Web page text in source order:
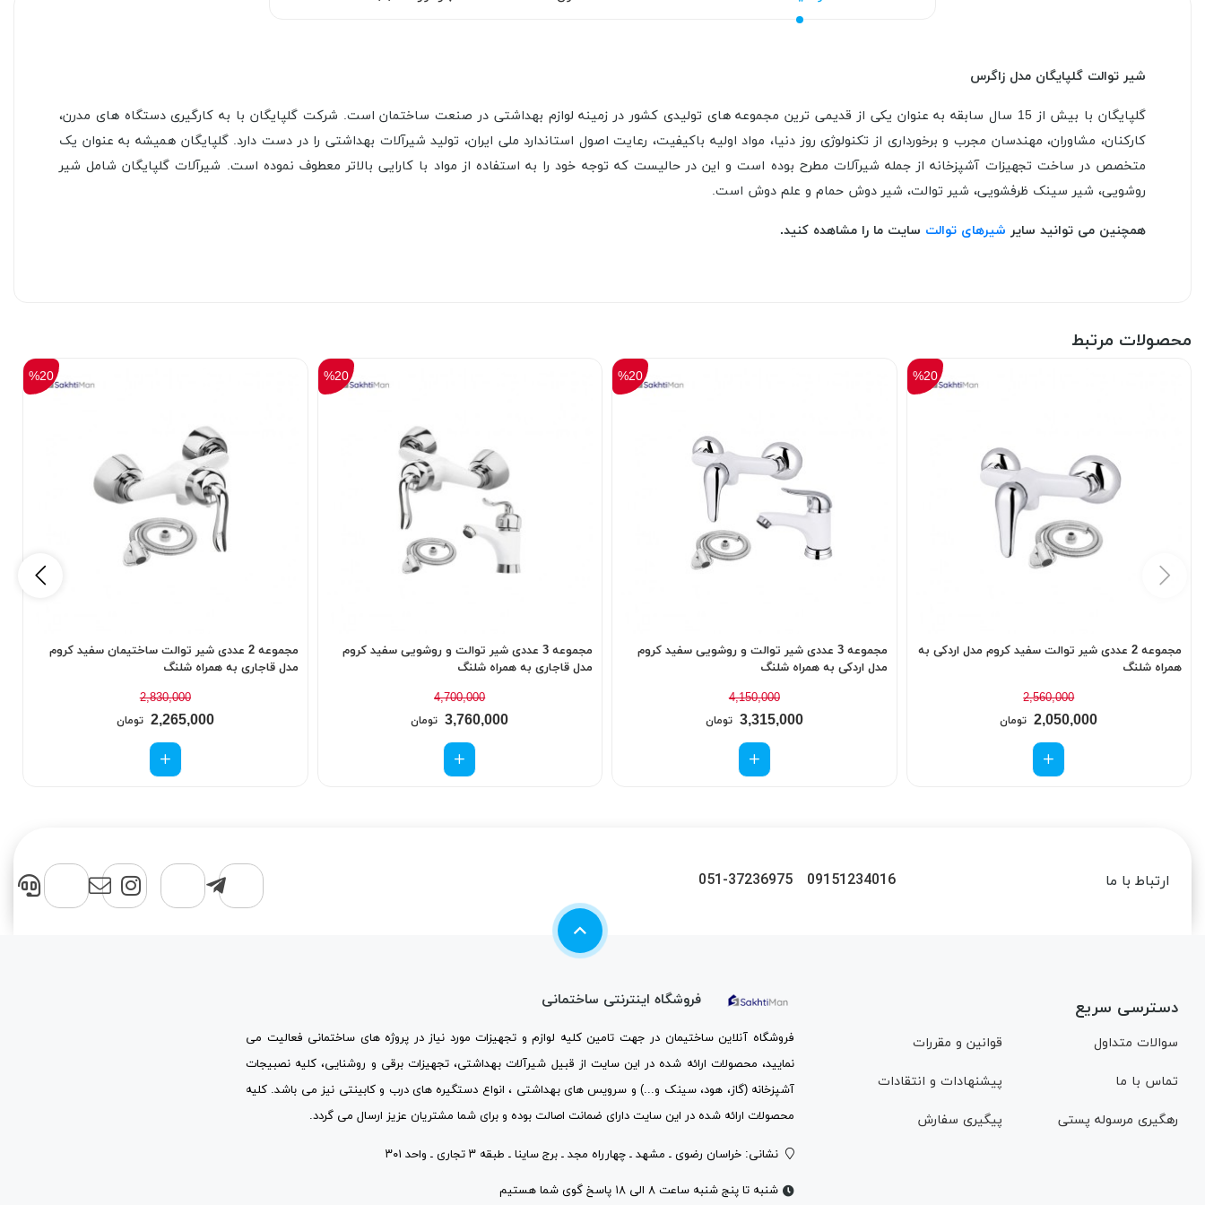
شیر توالت گلپایگان مدل زاگرس
گلپایگان با بیش از 15 سال سابقه به عنوان یکی از قدیمی‌ ترین مجموعه‌ های تولیدی کشور در زمینه لوازم‌ بهداشتی در صنعت ساختمان است. شرکت گلپایگان با به کارگیری دستگاه‌ های مدرن،
کارکنان، مشاوران، مهندسان مجرب و برخورداری از تکنولوژی روز دنیا، مواد اولیه با‌کیفیت، رعایت اصول استاندارد ملی ایران، تولید شیرآلات بهداشتی را در دست دارد. گلپایگان همیشه به عنوان یک
متخصص در ساخت تجهیزات آشپزخانه از جمله شیرآلات مطرح بوده است و این در حالیست که توجه خود را به استفاده از مواد با کارایی بالاتر معطوف نموده است. شیرآلات گلپایگان شامل شیر
روشویی، شیر سینک ظرفشویی، شیر توالت، شیر دوش حمام و علم دوش است.
همچنین می توانید سایر شیرهای توالت سایت ما را مشاهده کنید.
محصولات مرتبط
مجموعه 2 عددی شیر توالت سفید کروم مدل اردکی به
همراه شلنگ
2,560,000
%20
2,050,000 تومان
مجموعه 3 عددی شیر توالت و روشویی سفید کروم
مدل اردکی به همراه شلنگ
4,150,000
%20
3,315,000 تومان
مجموعه 3 عددی شیر توالت و روشویی سفید کروم
مدل قاجاری به همراه شلنگ
4,700,000
%20
3,760,000 تومان
مجموعه 2 عددی شیر توالت ساختیمان سفید کروم
مدل قاجاری به همراه شلنگ
2,830,000
%20
2,265,000 تومان
ارتباط با ما 09151234016
051-37236975
دسترسی سریع
سوالات متداول قوانین و مقررات
تماس با ما پیشنهادات و انتقادات
رهگیری مرسوله پستی پیگیری سفارش
فروشگاه اینترنتی ساختمانی
فروشگاه آنلاین ساختیمان در جهت تامین کلیه لوازم و تجهیزات مورد نیاز در پروژه های ساختمانی فعالیت می
نمایید، محصولات ارائه شده در این سایت از قبیل شیرآلات بهداشتی، تجهیزات برقی و روشنایی، کلیه نصبیجات
آشپزخانه (گاز، هود، سینک و...) و سرویس های بهداشتی ، انواع دستگیره های درب و کابینتی نیز می باشد. کلیه
محصولات ارائه شده در این سایت دارای ضمانت اصالت بوده و برای شما مشتریان عزیز ارسال می گردد.
نشانی: خراسان رضوی ـ مشهد ـ چهارراه مجد ـ برج ساینا ـ طبقه ۳ تجاری ـ واحد ۳۰۱
شنبه تا پنج شنبه ساعت ۸ الی ۱۸ پاسخ گوی شما هستیم